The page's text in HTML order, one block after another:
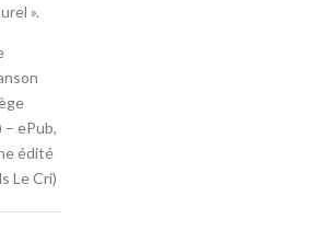
».
ePub,
édité
Le Cri)